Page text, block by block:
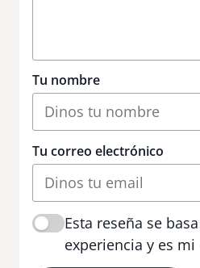
Tu nombre
Tu correo electrónico
Esta reseña se
experiencia y es